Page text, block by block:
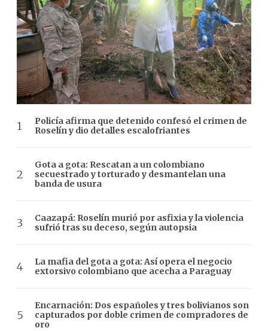
Policía afirma que detenido confesó el crimen de
Roselín y dio detalles escalofriantes
Gota a gota: Rescatan a un colombiano
secuestrado y torturado y desmantelan una
banda de usura
Caazapá: Roselín murió por asfixia y la violencia
sufrió tras su deceso, según autopsia
La mafia del gota a gota: Así opera el negocio
extorsivo colombiano que acecha a Paraguay
Encarnación: Dos españoles y tres bolivianos son
capturados por doble crimen de compradores de
oro